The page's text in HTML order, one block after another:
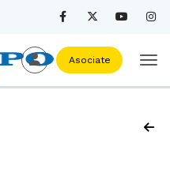
Asociate